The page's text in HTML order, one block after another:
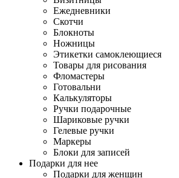
Ежедневники
Скотчи
Блокноты
Ножницы
Этикетки самоклеющиеся
Товары для рисования
Фломастеры
Готовальни
Калькуляторы
Ручки подарочные
Шариковые ручки
Гелевые ручки
Маркеры
Блоки для записей
Подарки для нее
Подарки для женщин